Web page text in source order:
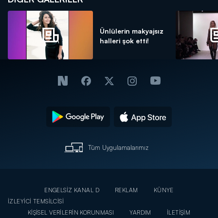
Ünlülerin makyajsız
halleri şok etti!
Tüm Uygulamalarımız
ENGELSİZ KANAL D REKLAM
KÜNYE
İZLEYİCİ TEMSİLCİSİ
KİŞİSEL VERİLERİN KORUNMASI
YARDIM İLETİŞİM